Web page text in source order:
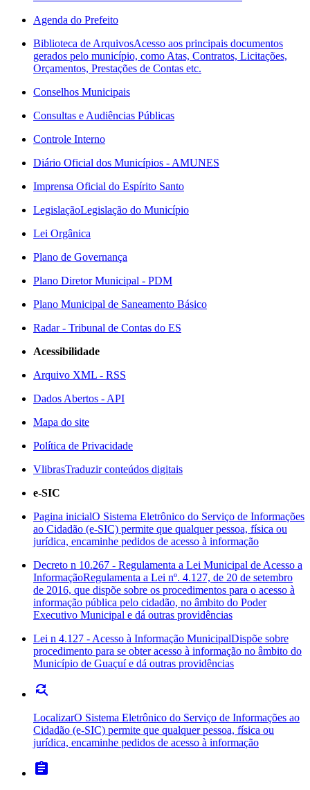
Agenda do Prefeito
Biblioteca de ArquivosAcesso aos principais documentos
gerados pelo município, como Atas, Contratos, Licitações,
Orçamentos, Prestações de Contas etc.
Conselhos Municipais
Consultas e Audiências Públicas
Controle Interno
Diário Oficial dos Municípios - AMUNES
Imprensa Oficial do Espírito Santo
LegislaçãoLegislação do Município
Lei Orgânica
Plano de Governança
Plano Diretor Municipal - PDM
Plano Municipal de Saneamento Básico
Radar - Tribunal de Contas do ES
Acessibilidade
Arquivo XML - RSS
Dados Abertos - API
Mapa do site
Política de Privacidade
VlibrasTraduzir conteúdos digitais
e-SIC
Pagina inicialO Sistema Eletrônico do Serviço de Informações
ao Cidadão (e-SIC) permite que qualquer pessoa, física ou
jurídica, encaminhe pedidos de acesso à informação
Decreto n 10.267 - Regulamenta a Lei Municipal de Acesso a
InformaçãoRegulamenta a Lei nº. 4.127, de 20 de setembro
de 2016, que dispõe sobre os procedimentos para o acesso à
informação pública pelo cidadão, no âmbito do Poder
Executivo Municipal e dá outras providências
Lei n 4.127 - Acesso à Informação MunicipalDispõe sobre
procedimento para se obter acesso à informação no âmbito do
Município de Guaçuí e dá outras providências
find_replace
LocalizarO Sistema Eletrônico do Serviço de Informações ao
Cidadão (e-SIC) permite que qualquer pessoa, física ou
jurídica, encaminhe pedidos de acesso à informação
assignment